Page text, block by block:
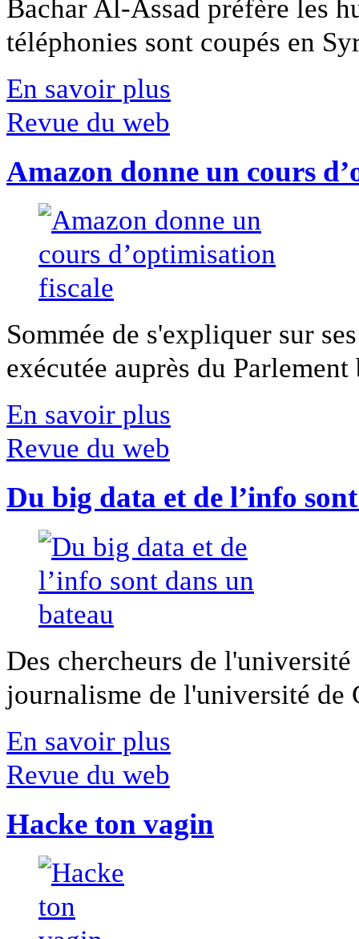
Bachar Al-Assad préfère les
téléphonies sont coupés en
En savoir plus
Revue du web
Amazon donne un cours
Sommée de s'expliquer sur
exécutée auprès du
En savoir plus
Revue du web
Du big data et de l’info
Des chercheurs de
journalisme de l'université
En savoir plus
Revue du web
Hacke ton vagin